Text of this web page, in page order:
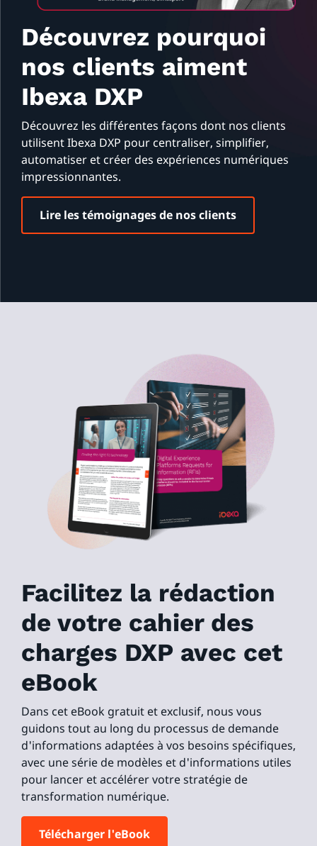
Découvrez pourquoi
nos clients aiment
Ibexa DXP
Découvrez les différentes façons dont nos clients
utilisent Ibexa DXP pour centraliser, simplifier,
automatiser et créer des expériences numériques
impressionnantes.
Lire les témoignages de nos clients
Facilitez la rédaction
de votre cahier des
charges DXP avec cet
eBook
Dans cet eBook gratuit et exclusif, nous vous
guidons tout au long du processus de demande
d'informations adaptées à vos besoins spécifiques,
avec une série de modèles et d'informations utiles
pour lancer et accélérer votre stratégie de
transformation numérique.
Télécharger l'eBook